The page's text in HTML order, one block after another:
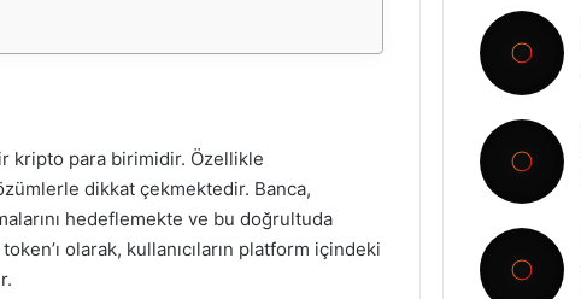
kripto para birimidir. Özellikle
dikkat çekmektedir. Banca,
hedeflemekte ve bu doğrultuda
olarak, kullanıcıların platform içindeki